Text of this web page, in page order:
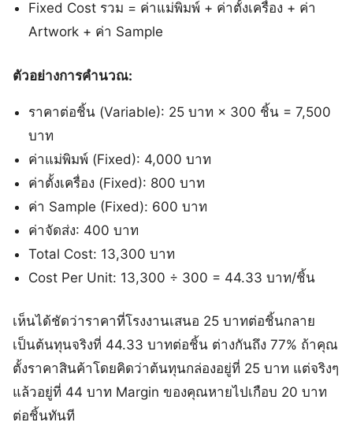
Fixed Cost รวม = ค่าแม่พิมพ์ + ค่าตั้งเครื่อง + ค่า
Artwork + ค่า Sample
ตัวอย่างการคำนวณ:
ราคาต่อชิ้น (Variable): 25 บาท × 300 ชิ้น = 7,500
บาท
ค่าแม่พิมพ์ (Fixed): 4,000 บาท
ค่าตั้งเครื่อง (Fixed): 800 บาท
ค่า Sample (Fixed): 600 บาท
ค่าจัดส่ง: 400 บาท
Total Cost: 13,300 บาท
Cost Per Unit: 13,300 ÷ 300 = 44.33 บาท/ชิ้น
เห็นได้ชัดว่าราคาที่โรงงานเสนอ 25 บาทต่อชิ้นกลาย
เป็นต้นทุนจริงที่ 44.33 บาทต่อชิ้น ต่างกันถึง 77% ถ้าคุณ
ตั้งราคาสินค้าโดยคิดว่าต้นทุนกล่องอยู่ที่ 25 บาท แต่จริงๆ
แล้วอยู่ที่ 44 บาท Margin ของคุณหายไปเกือบ 20 บาท
ต่อชิ้นทันที